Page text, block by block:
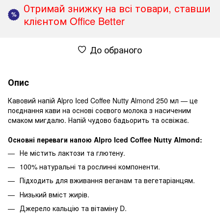
%
Отримай знижку на всі товари, ставши
клієнтом Office Better
До обраного
Опис
Кавовий напій Alpro Iced Coffee Nutty Almond 250 мл — це
поєднання кави на основі соєвого молока з насиченим
смаком мигдалю. Напій чудово бадьорить та освіжає.
Основні переваги напою Alpro Iced Coffee Nutty Almond:
Не містить лактози та глютену.
100% натуральні та рослинні компоненти.
Підходить для вживання веганам та вегетаріанцям.
Низький вміст жирів.
Джерело кальцію та вітаміну D.